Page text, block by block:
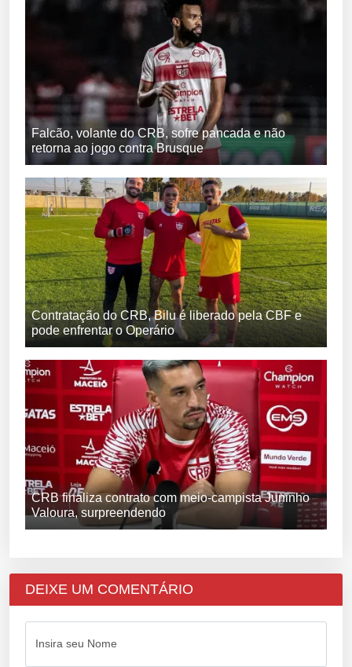
Falcão, volante do CRB, sofre pancada e não
retorna ao jogo contra Brusque
Contratação do CRB, Bilu é liberado pela CBF e
pode enfrentar o Operário
CRB finaliza contrato com meio-campista Juninho
Valoura, surpreendendo
DEIXE UM COMENTÁRIO
Insira seu Nome